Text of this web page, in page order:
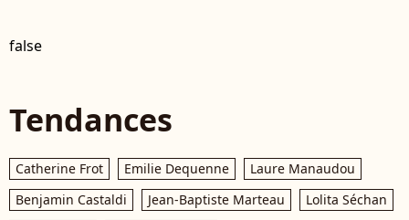
false
Tendances
Catherine Frot Emilie Dequenne
Laure Manaudou
Benjamin Castaldi
Jean-Baptiste Marteau
Lolita Séchan